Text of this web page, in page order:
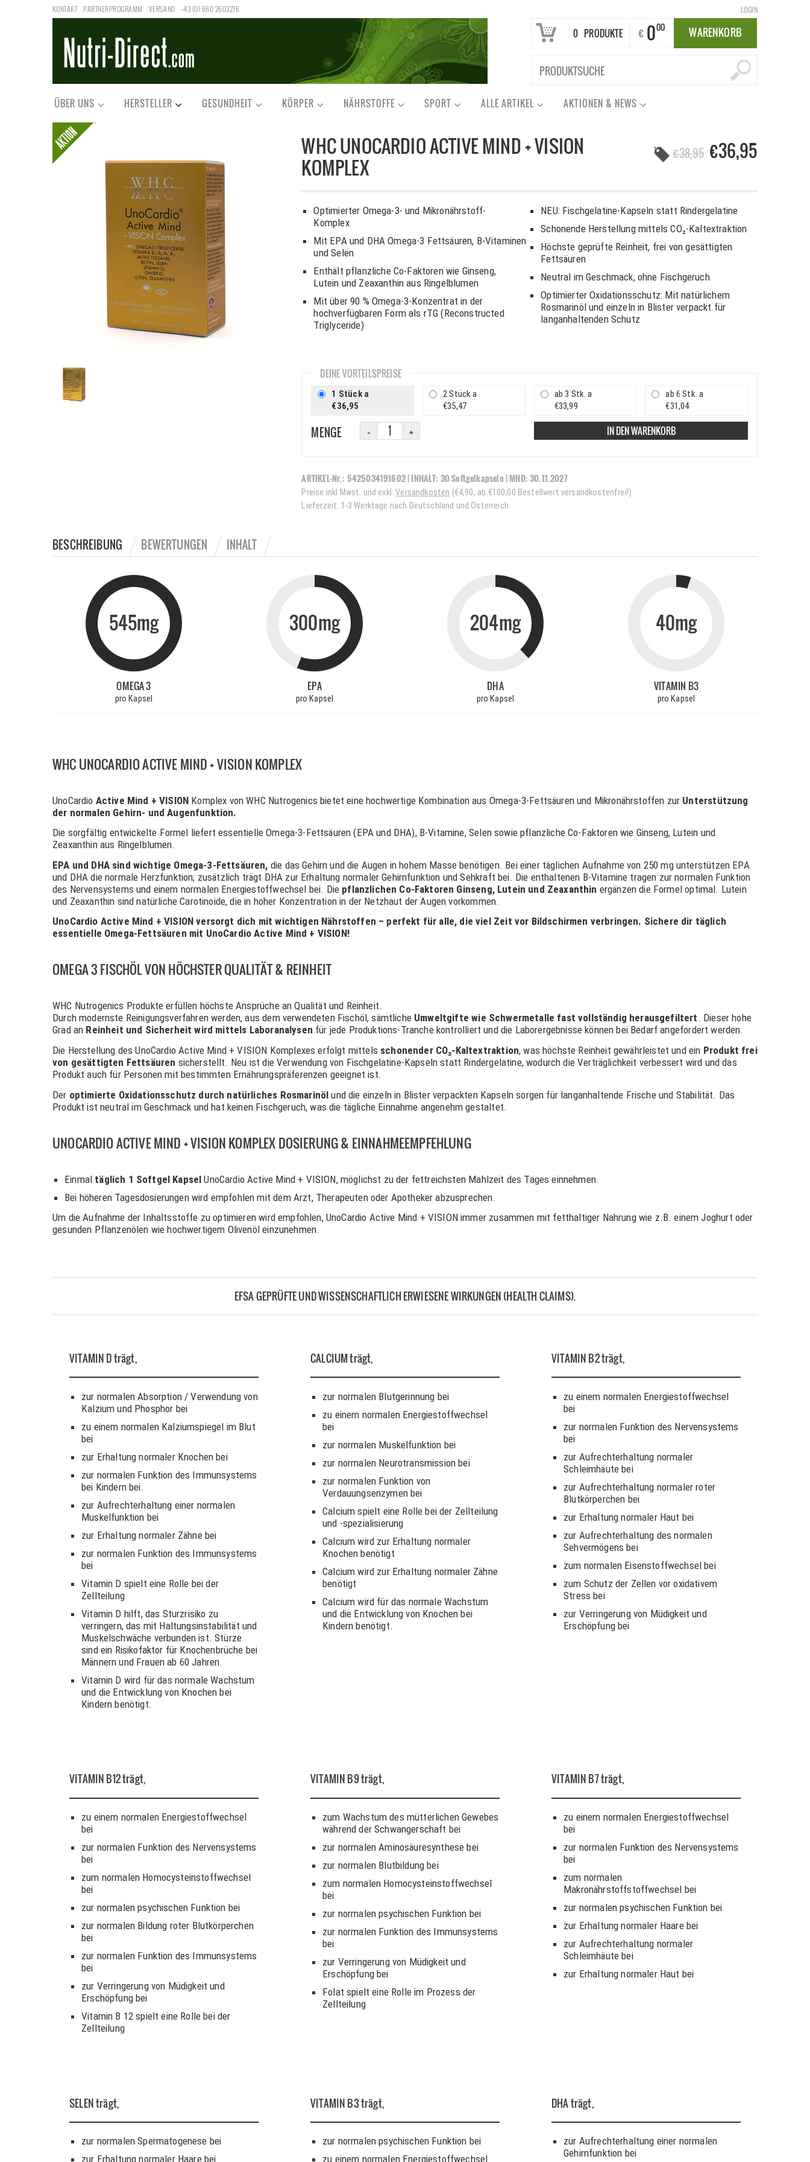
KONTAKT PARTNERPROGRAMM VERSAND +43 (0) 660 2603276 LOGIN
0 PRODUKTE € 000 WARENKORB
ÜBER UNS HERSTELLER GESUNDHEIT KÖRPER NÄHRSTOFFE SPORT ALLE ARTIKEL AKTIONEN & NEWS
WHC UNOCARDIO ACTIVE MIND + VISION
KOMPLEX
€38,95 €36,95
Optimierter Omega-3- und Mikronährstoff-
Komplex
Mit EPA und DHA Omega-3 Fettsäuren, B-Vitaminen
und Selen
Enthält pflanzliche Co-Faktoren wie Ginseng,
Lutein und Zeaxanthin aus Ringelblumen
Mit über 90 % Omega-3-Konzentrat in der
hochverfügbaren Form als rTG (Reconstructed
Triglyceride)
NEU: Fischgelatine-Kapseln statt Rindergelatine
Schonende Herstellung mittels CO₂-Kaltextraktion
Höchste geprüfte Reinheit, frei von gesättigten
Fettsäuren
Neutral im Geschmack, ohne Fischgeruch
Optimierter Oxidationsschutz: Mit natürlichem
Rosmarinöl und einzeln in Blister verpackt für
langanhaltenden Schutz
DEINE VORTEILSPREISE
1 Stück a
€36,95
2 Stück a
€35,47
ab 3 Stk. a
€33,99
ab 6 Stk. a
€31,04
MENGE IN DEN WARENKORB
ARTIKEL-Nr.: 5425034191602| INHALT: 30 Softgelkapseln|MHD:30.11.2027
Preise inkl Mwst. und exkl.Versandkosten (€4,90, ab €100,00 Bestellwert versandkostenfrei!)
Lieferzeit: 1-3 Werktage nach Deutschland und Österreich
BESCHREIBUNG BEWERTUNGEN INHALT
545mg
OMEGA 3
pro Kapsel
300mg
EPA
pro Kapsel
204mg
DHA
pro Kapsel
40mg
VITAMIN B3
pro Kapsel
WHC UNOCARDIO ACTIVE MIND + VISION KOMPLEX
UnoCardio Active Mind + VISION Komplex von WHC Nutrogenics bietet eine hochwertige Kombination aus Omega-3-Fettsäuren und Mikronährstoffen zur Unterstützung
der normalen Gehirn- und Augenfunktion.
Die sorgfältig entwickelte Formel liefert essentielle Omega-3-Fettsäuren (EPA und DHA), B-Vitamine, Selen sowie pflanzliche Co-Faktoren wie Ginseng, Lutein und
Zeaxanthin aus Ringelblumen.
EPA und DHA sind wichtige Omega-3-Fettsäuren, die das Gehirn und die Augen in hohem Masse benötigen. Bei einer täglichen Aufnahme von 250 mg unterstützen EPA
und DHA die normale Herzfunktion; zusätzlich trägt DHA zur Erhaltung normaler Gehirnfunktion und Sehkraft bei. Die enthaltenen B-Vitamine tragen zur normalen Funktion
des Nervensystems und einem normalen Energiestoffwechsel bei. Die pflanzlichen Co-Faktoren Ginseng, Lutein und Zeaxanthin ergänzen die Formel optimal. Lutein
und Zeaxanthin sind natürliche Carotinoide, die in hoher Konzentration in der Netzhaut der Augen vorkommen.
UnoCardio Active Mind + VISION versorgt dich mit wichtigen Nährstoffen – perfekt für alle, die viel Zeit vor Bildschirmen verbringen. Sichere dir täglich
essentielle Omega-Fettsäuren mit UnoCardio Active Mind + VISION!
OMEGA 3 FISCHÖL VON HÖCHSTER QUALITÄT & REINHEIT
WHC Nutrogenics Produkte erfüllen höchste Ansprüche an Qualität und Reinheit.
Durch modernste Reinigungsverfahren werden, aus dem verwendeten Fischöl, sämtlicheUmweltgifte wie Schwermetalle fast vollständig herausgefiltert. Dieser hohe
Grad an Reinheit und Sicherheit wird mittels Laboranalysen für jede Produktions-Tranche kontrolliert und die Laborergebnisse können bei Bedarf angefordert werden.
Die Herstellung des UnoCardio Active Mind + VISION Komplexes erfolgt mittels schonender CO₂-Kaltextraktion, was höchste Reinheit gewährleistet und ein Produkt frei
von gesättigten Fettsäuren sicherstellt. Neu ist die Verwendung von Fischgelatine-Kapseln statt Rindergelatine, wodurch die Verträglichkeit verbessert wird und das
Produkt auch für Personen mit bestimmten Ernährungspräferenzen geeignet ist.
Der optimierte Oxidationsschutz durch natürliches Rosmarinöl und die einzeln in Blister verpackten Kapseln sorgen für langanhaltende Frische und Stabilität. Das
Produkt ist neutral im Geschmack und hat keinen Fischgeruch, was die tägliche Einnahme angenehm gestaltet.
UNOCARDIO ACTIVE MIND + VISION KOMPLEX DOSIERUNG & EINNAHMEEMPFEHLUNG
Einmal täglich 1 Softgel Kapsel UnoCardio Active Mind + VISION, möglichst zu der fettreichsten Mahlzeit des Tages einnehmen.
Bei höheren Tagesdosierungen wird empfohlen mit dem Arzt, Therapeuten oder Apotheker abzusprechen.
Um die Aufnahme der Inhaltsstoffe zu optimieren wird empfohlen, UnoCardio Active Mind + VISION immer zusammen mit fetthaltiger Nahrung wie z.B. einem Joghurt oder
gesunden Pflanzenölen wie hochwertigem Olivenöl einzunehmen.
EFSA GEPRÜFTE UND WISSENSCHAFTLICH ERWIESENE WIRKUNGEN (HEALTH CLAIMS).
VITAMIN Dträgt,
zur normalen Absorption / Verwendung von
Kalzium und Phosphor bei
zu einem normalen Kalziumspiegel im Blut
bei
zur Erhaltung normaler Knochen bei
zur normalen Funktion des Immunsystems
bei Kindern bei.
zur Aufrechterhaltung einer normalen
Muskelfunktion bei
zur Erhaltung normaler Zähne bei
zur normalen Funktion des Immunsystems
bei
Vitamin D spielt eine Rolle bei der
Zellteilung
Vitamin D hilft, das Sturzrisiko zu
verringern, das mit Haltungsinstabilität und
Muskelschwäche verbunden ist. Stürze
sind ein Risikofaktor für Knochenbrüche bei
Männern und Frauen ab 60 Jahren.
Vitamin D wird für das normale Wachstum
und die Entwicklung von Knochen bei
Kindern benötigt.
CALCIUMträgt,
zur normalen Blutgerinnung bei
zu einem normalen Energiestoffwechsel
bei
zur normalen Muskelfunktion bei
zur normalen Neurotransmission bei
zur normalen Funktion von
Verdauungsenzymen bei
Calcium spielt eine Rolle bei der Zellteilung
und -spezialisierung
Calcium wird zur Erhaltung normaler
Knochen benötigt
Calcium wird zur Erhaltung normaler Zähne
benötigt
Calcium wird für das normale Wachstum
und die Entwicklung von Knochen bei
Kindern benötigt.
VITAMIN B2trägt,
zu einem normalen Energiestoffwechsel
bei
zur normalen Funktion des Nervensystems
bei
zur Aufrechterhaltung normaler
Schleimhäute bei
zur Aufrechterhaltung normaler roter
Blutkörperchen bei
zur Erhaltung normaler Haut bei
zur Aufrechterhaltung des normalen
Sehvermögens bei
zum normalen Eisenstoffwechsel bei
zum Schutz der Zellen vor oxidativem
Stress bei
zur Verringerung von Müdigkeit und
Erschöpfung bei
VITAMIN B12trägt,
zu einem normalen Energiestoffwechsel
bei
zur normalen Funktion des Nervensystems
bei
zum normalen Homocysteinstoffwechsel
bei
zur normalen psychischen Funktion bei
zur normalen Bildung roter Blutkörperchen
bei
zur normalen Funktion des Immunsystems
bei
zur Verringerung von Müdigkeit und
Erschöpfung bei
Vitamin B 12 spielt eine Rolle bei der
Zellteilung
VITAMIN B9trägt,
zum Wachstum des mütterlichen Gewebes
während der Schwangerschaft bei
zur normalen Aminosäuresynthese bei
zur normalen Blutbildung bei
zum normalen Homocysteinstoffwechsel
bei
zur normalen psychischen Funktion bei
zur normalen Funktion des Immunsystems
bei
zur Verringerung von Müdigkeit und
Erschöpfung bei
Folat spielt eine Rolle im Prozess der
Zellteilung
VITAMIN B7trägt,
zu einem normalen Energiestoffwechsel
bei
zur normalen Funktion des Nervensystems
bei
zum normalen
Makronährstoffstoffwechsel bei
zur normalen psychischen Funktion bei
zur Erhaltung normaler Haare bei
zur Aufrechterhaltung normaler
Schleimhäute bei
zur Erhaltung normaler Haut bei
SELENträgt,
zur normalen Spermatogenese bei
zur Erhaltung normaler Haare bei
VITAMIN B3trägt,
zur normalen psychischen Funktion bei
zu einem normalen Energiestoffwechsel
DHAträgt,
zur Aufrechterhaltung einer normalen
Gehirnfunktion bei